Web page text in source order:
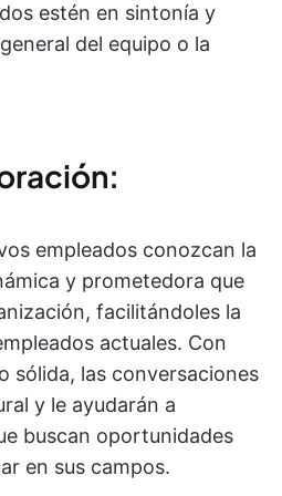
estén en sintonía y
del equipo o la
empleados conozcan la
y prometedora que
facilitándoles la
actuales. Con
sólida, las conversaciones
y le ayudarán a
buscan oportunidades
en sus campos.